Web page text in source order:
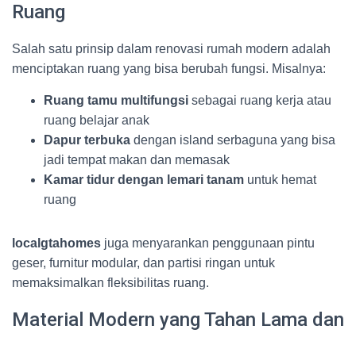
Ruang
Salah satu prinsip dalam renovasi rumah modern adalah
menciptakan ruang yang bisa berubah fungsi. Misalnya:
Ruang tamu multifungsi sebagai ruang kerja atau
ruang belajar anak
Dapur terbuka dengan island serbaguna yang bisa
jadi tempat makan dan memasak
Kamar tidur dengan lemari tanam untuk hemat
ruang
localgtahomes juga menyarankan penggunaan pintu
geser, furnitur modular, dan partisi ringan untuk
memaksimalkan fleksibilitas ruang.
Material Modern yang Tahan Lama dan